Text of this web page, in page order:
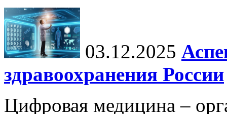
03.12.2025
здравоохранения России
Цифровая медицина –